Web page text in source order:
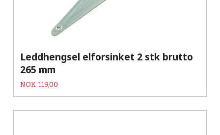
Leddhengsel elforsinket 2 stk brutto
265 mm
Pris
NOK 119,00